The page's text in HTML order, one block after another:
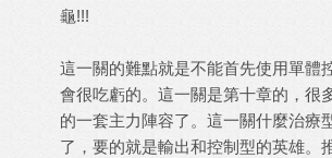
龜!!!
這一關的難點就是不能首先使用單體
會很吃虧的。這一關是第十章的，很
的一套主力陣容了。這一關什麼治療
了，要的就是輸出和控制型的英雄。